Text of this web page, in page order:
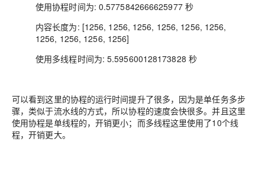
使用协程时间为: 0.5775842666625977 秒
内容长度为: [1256, 1256, 1256, 1256, 1256, 1256,
1256, 1256, 1256, 1256]
使用多线程时间为: 5.595600128173828 秒
可以看到这里的协程的运行时间提升了很多，因为是单任务多步
骤，类似于流水线的方式，所以协程的速度会快很多。并且这里
使用协程是单线程的，开销更小；而多线程这里使用了10个线
程，开销更大。